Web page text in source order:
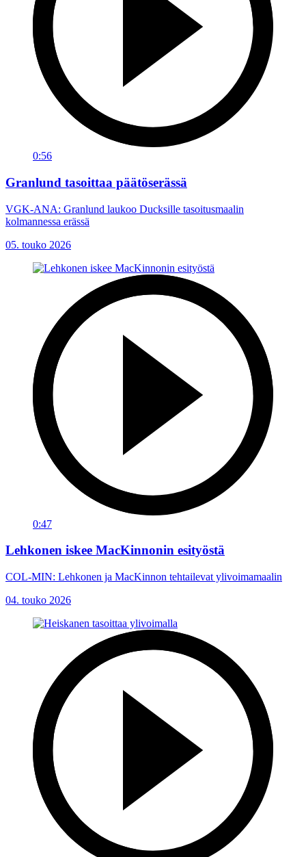
0:56
Granlund tasoittaa päätöserässä
VGK-ANA: Granlund laukoo Ducksille tasoitusmaalin
kolmannessa erässä
05. touko 2026
0:47
Lehkonen iskee MacKinnonin esityöstä
COL-MIN: Lehkonen ja MacKinnon tehtailevat ylivoimamaalin
04. touko 2026